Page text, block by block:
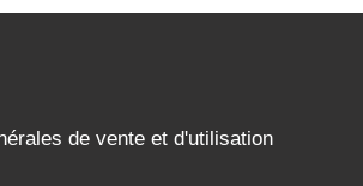
de vente et d'utilisation